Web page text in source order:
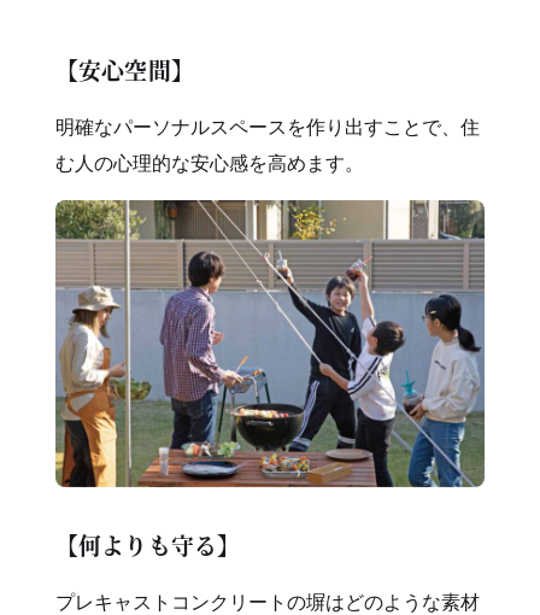
【安心空間】
明確なパーソナルスペースを作り出すことで、住
む人の心理的な安心感を高めます。
【何よりも守る】
プレキャストコンクリートの塀はどのような素材